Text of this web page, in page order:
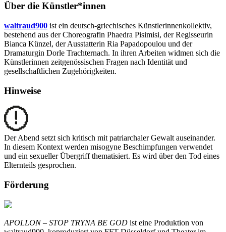
Über die Künstler*innen
waltraud900 ist ein deutsch-griechisches Künstlerinnenkollektiv,
bestehend aus der Choreografin Phaedra Pisimisi, der Regisseurin
Bianca Künzel, der Ausstatterin Ria Papadopoulou und der
Dramaturgin Dorle Trachternach. In ihren Arbeiten widmen sich die
Künstlerinnen zeitgenössischen Fragen nach Identität und
gesellschaftlichen Zugehörigkeiten.
Hinweise
Der Abend setzt sich kritisch mit patriarchaler Gewalt auseinander.
In diesem Kontext werden misogyne Beschimpfungen verwendet
und ein sexueller Übergriff thematisiert. Es wird über den Tod eines
Elternteils gesprochen.
Förderung
APOLLON – STOP TRYNA BE GOD ist eine Produktion von